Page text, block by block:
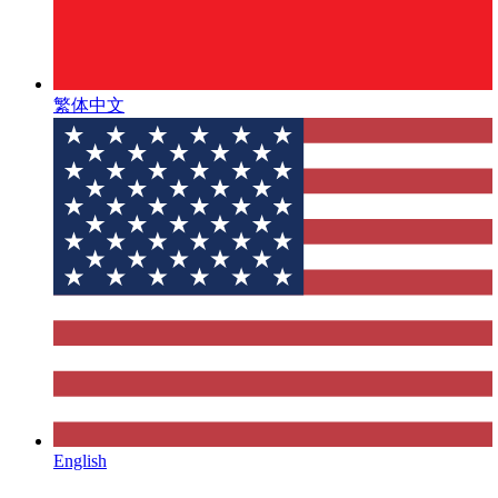
繁体中文
English